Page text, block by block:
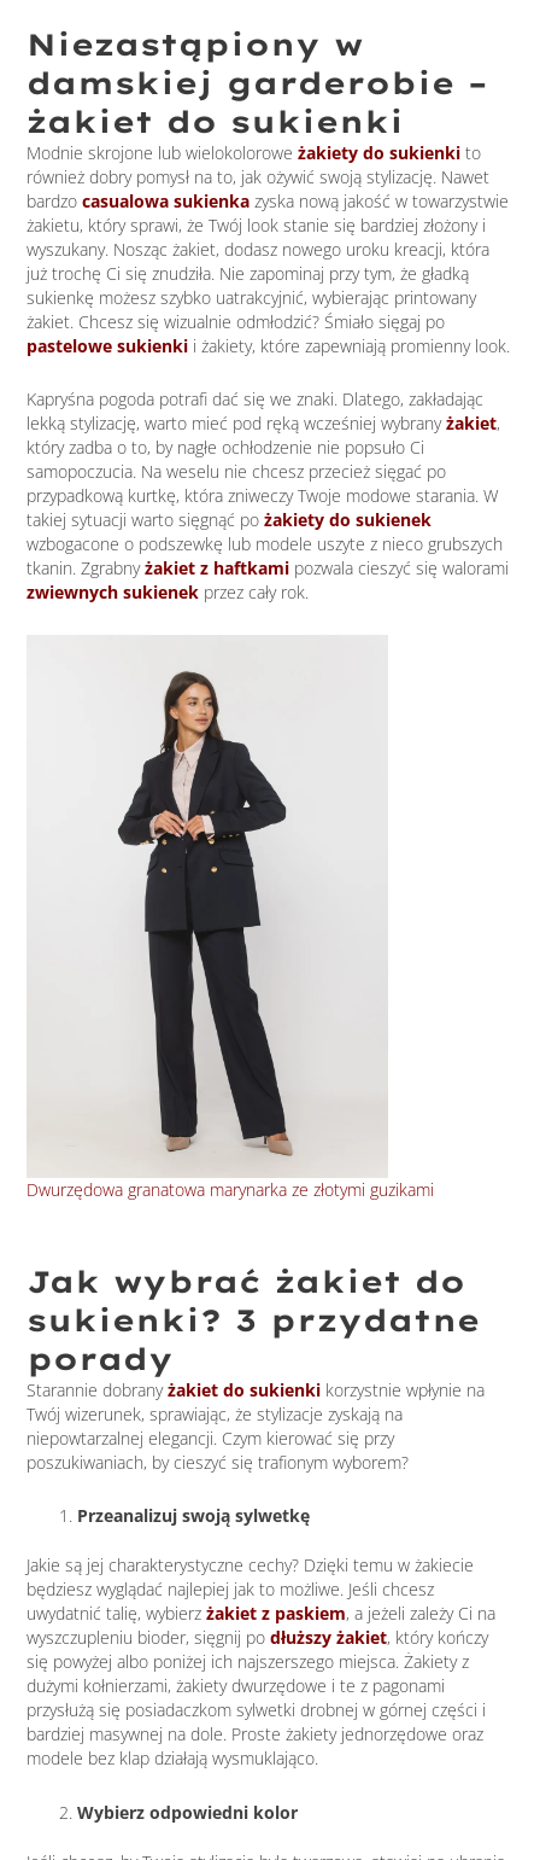
Niezastąpiony w
damskiej garderobie –
żakiet do sukienki
Modnie skrojone lub wielokolorowe żakiety do sukienki to
również dobry pomysł na to, jak ożywić swoją stylizację. Nawet
bardzo casualowa sukienka zyska nową jakość w towarzystwie
żakietu, który sprawi, że Twój look stanie się bardziej złożony i
wyszukany. Nosząc żakiet, dodasz nowego uroku kreacji, która
już trochę Ci się znudziła. Nie zapominaj przy tym, że gładką
sukienkę możesz szybko uatrakcyjnić, wybierając printowany
żakiet. Chcesz się wizualnie odmłodzić? Śmiało sięgaj po
pastelowe sukienki i żakiety, które zapewniają promienny look.
Kapryśna pogoda potrafi dać się we znaki. Dlatego, zakładając
lekką stylizację, warto mieć pod ręką wcześniej wybranyżakiet,
który zadba o to, by nagłe ochłodzenie nie popsuło Ci
samopoczucia. Na weselu nie chcesz przecież sięgać po
przypadkową kurtkę, która zniweczy Twoje modowe starania. W
takiej sytuacji warto sięgnąć pożakiety do sukienek
wzbogacone o podszewkę lub modele uszyte z nieco grubszych
tkanin. Zgrabnyżakiet z haftkami pozwala cieszyć się walorami
zwiewnych sukienek przez cały rok.
Dwurzędowa granatowa marynarka ze złotymi guzikami
Jak wybrać żakiet do
sukienki? 3 przydatne
porady
Starannie dobranyżakiet do sukienki korzystnie wpłynie na
Twój wizerunek, sprawiając, że stylizacje zyskają na
niepowtarzalnej elegancji. Czym kierować się przy
poszukiwaniach, by cieszyć się trafionym wyborem?
Przeanalizuj swoją sylwetkę
Jakie są jej charakterystyczne cechy? Dzięki temu w żakiecie
będziesz wyglądać najlepiej jak to możliwe. Jeśli chcesz
uwydatnić talię, wybierz żakiet z paskiem, a jeżeli zależy Ci na
wyszczupleniu bioder, sięgnij podłuższy żakiet, który kończy
się powyżej albo poniżej ich najszerszego miejsca. Żakiety z
dużymi kołnierzami, żakiety dwurzędowe i te z pagonami
przysłużą się posiadaczkom sylwetki drobnej w górnej części i
bardziej masywnej na dole. Proste żakiety jednorzędowe oraz
modele bez klap działają wysmuklająco.
Wybierz odpowiedni kolor